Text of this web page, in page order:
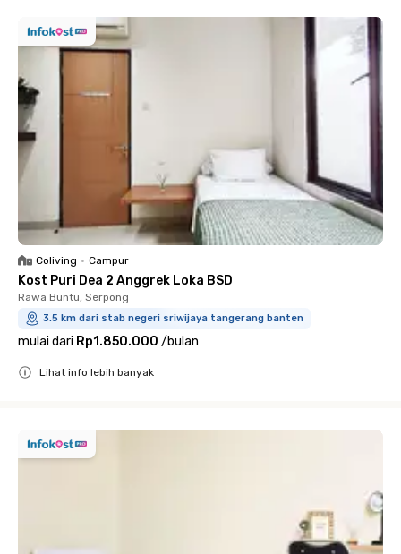
Coliving • Campur
Kost Puri Dea 2 Anggrek Loka BSD
Rawa Buntu, Serpong
3.5 km dari stab negeri sriwijaya tangerang banten
mulai dari Rp1.850.000 /bulan
Lihat info lebih banyak